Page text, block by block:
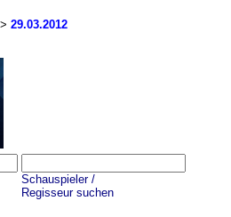
> 29.03.2012
Schauspieler /
Regisseur suchen